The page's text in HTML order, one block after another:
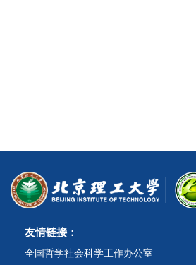
友情链接：
全国哲学社会科学工作办公室